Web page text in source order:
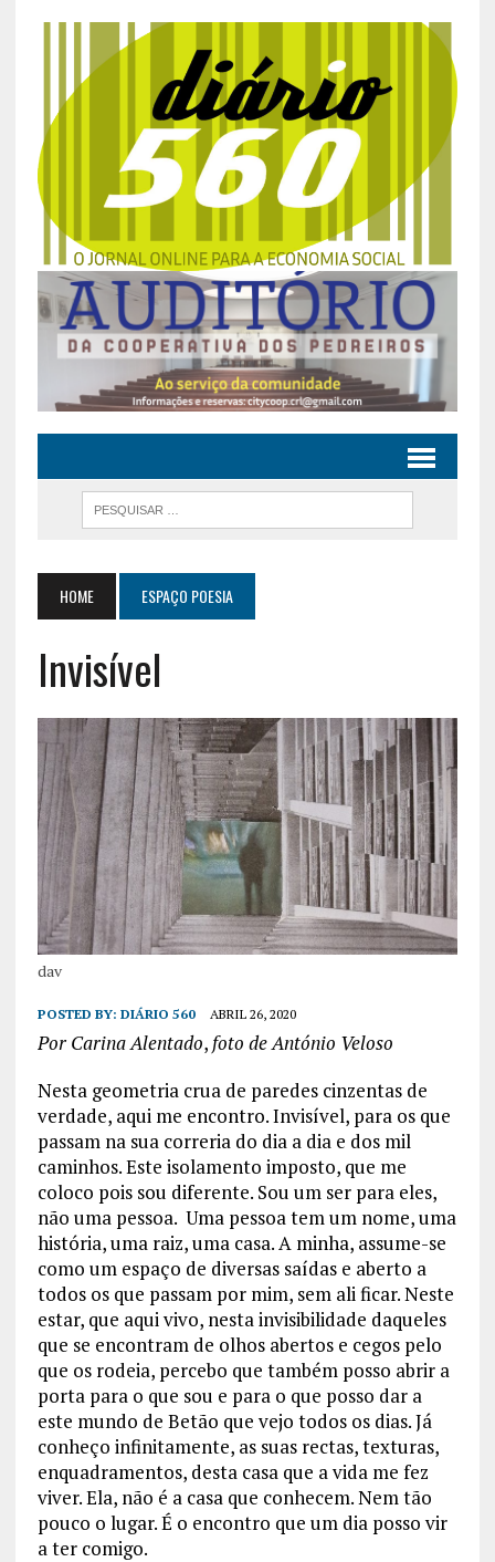
HOME ESPAÇO POESIA
Invisível
dav
POSTED BY: DIÁRIO 560 ABRIL 26, 2020
Por Carina Alentado, foto de António Veloso
Nesta geometria crua de paredes cinzentas de
verdade, aqui me encontro. Invisível, para os que
passam na sua correria do dia a dia e dos mil
caminhos. Este isolamento imposto, que me
coloco pois sou diferente. Sou um ser para eles,
não uma pessoa. Uma pessoa tem um nome, uma
história, uma raiz, uma casa. A minha, assume-se
como um espaço de diversas saídas e aberto a
todos os que passam por mim, sem ali ficar. Neste
estar, que aqui vivo, nesta invisibilidade daqueles
que se encontram de olhos abertos e cegos pelo
que os rodeia, percebo que também posso abrir a
porta para o que sou e para o que posso dar a
este mundo de Betão que vejo todos os dias. Já
conheço infinitamente, as suas rectas, texturas,
enquadramentos, desta casa que a vida me fez
viver. Ela, não é a casa que conhecem. Nem tão
pouco o lugar. É o encontro que um dia posso vir
a ter comigo.